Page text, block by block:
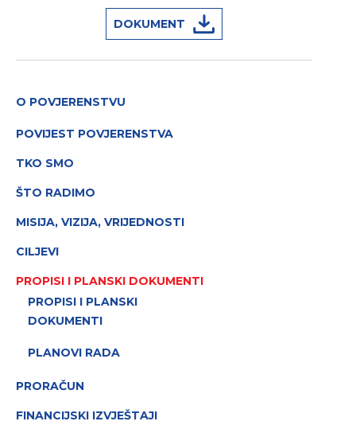
DOKUMENT
O POVJERENSTVU
POVIJEST POVJERENSTVA
TKO SMO
ŠTO RADIMO
MISIJA, VIZIJA, VRIJEDNOSTI
CILJEVI
PROPISI I PLANSKI DOKUMENTI
PROPISI I PLANSKI
DOKUMENTI
PLANOVI RADA
PRORAČUN
FINANCIJSKI IZVJEŠTAJI